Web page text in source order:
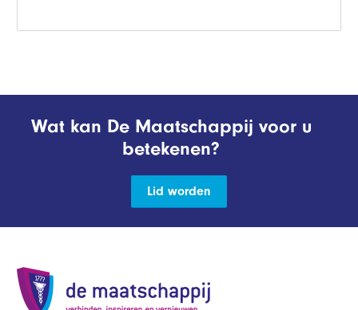
Wat kan De Maatschappij voor u
betekenen?
Lid worden